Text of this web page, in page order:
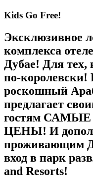
Kids Go Free!
Эксклюзивное
комплекса
Дубае! Для тех,
по-
роскошный
предлагает
гостям
ЦЕНЫ! И
проживающим
вход в парк
and Resorts!